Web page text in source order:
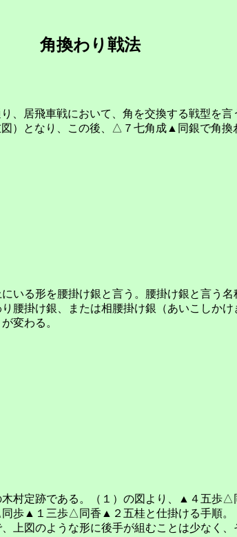
角換わり戦法
り、居飛車戦において、角を交換する戦型
となり、この後、△７七角成▲同銀で角換
いる形を腰掛け銀と言う。腰掛け銀と言う
腰掛け銀、または相腰掛け銀（あいこしか
変わる。
木村定跡である。（１）の図より、▲４
歩▲１三歩△同香▲２五桂と仕掛ける手順。
上図のような形に後手が組むことは少なく、